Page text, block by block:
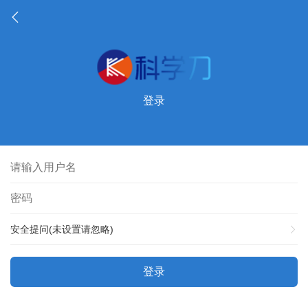
登录
安全提问(未设置请忽略)
登录